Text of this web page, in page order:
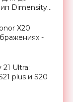
Dimensity
X20
-
Ultra:
plus и S20